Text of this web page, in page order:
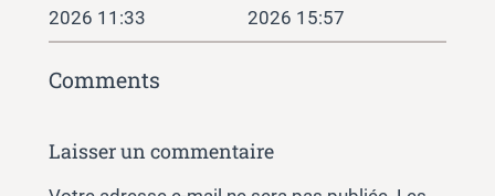
2026 11:33
2026 15:57
Comments
Laisser un commentaire